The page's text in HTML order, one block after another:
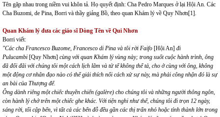
Tên gặp nhau trong niềm vui khôn tả. Họ quyết định: Cha Pedro Marques ở lại Hội An. Các
Cha Buzomi, de Pina, Borri và thầy giảng Bồ, theo quan Khám lý về Quy Nhơn[1].
Quan Khám lý đưa các giáo sĩ Dòng Tên về Qui Nhơn
Borri viết:
"Các cha Francesco Buzome, Francesco di Pina và tôi rời Faifo [Hội An] đi
Pulucambi [Quy Nhơn] cùng với quan Khám lý vùng này; trong suốt cuộc hành trình, ông
đã đối đãi với chúng tôi một cách lịch lãm và tử tế không thể tả, cho ở cùng với ông, không
một động cơ nhân đạo nào có thể giải thích nổi cách xử sự này, mà phải công nhận đó là sự
an bài của Thượng đế.
Ông dành riêng một chiếc thuyền chiến (galère) cho chúng tôi và những người thông ngôn,
còn hành lý chở trên một chiếc ghe khác. Với tiện nghi như thế, chúng tôi đi trọn 12 ngày,
sáng rời, tối cập bến, vì tất cả các bến đỗ đều gần các thị trấn nhỏ hoặc tỉnh thành lớn trong